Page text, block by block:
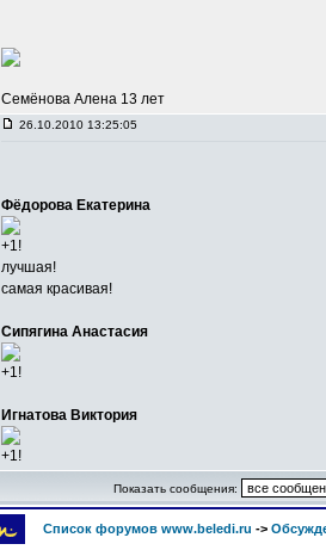
Семёнова Алена 13 лет
26.10.2010 13:25:05
Фёдорова Екатерина
+1!
лучшая!
самая красивая!
Сипягина Анастасия
+1!
Игнатова Виктория
+1!
Показать сообщения:
Список форумов www.beledi.ru ->